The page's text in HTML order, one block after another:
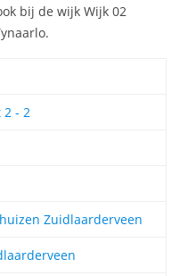
bij de wijk Wijk 02
2 - 2
Zuidlaarderveen